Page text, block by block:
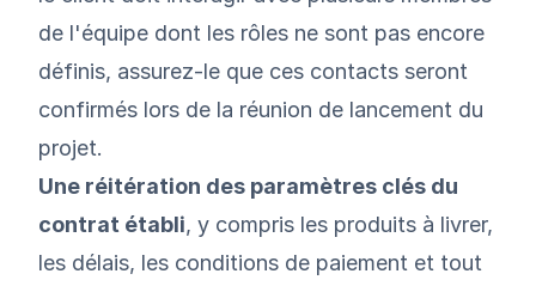
de l'équipe dont les rôles ne sont pas encore
définis, assurez-le que ces contacts seront
confirmés lors de la réunion de lancement du
projet.
Une réitération des paramètres clés du
contrat établi, y compris les produits à livrer,
les délais, les conditions de paiement et tout